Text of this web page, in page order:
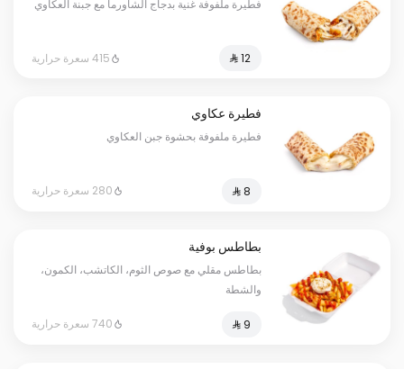
فطيرة ملفوفة غنية بدجاج الشاورما مع جبنة العكاوي
⁨⁦‪‬ 12⁩ 415 سعرة حرارية
فطيرة عكاوي
فطيرة ملفوفة بحشوة جبن العكاوي
280 سعرة حرارية
بطاطس بوفية
بطاطس مقلي مع صوص الثوم، الكاتشب، الكمون،
والشطة
740 سعرة حرارية